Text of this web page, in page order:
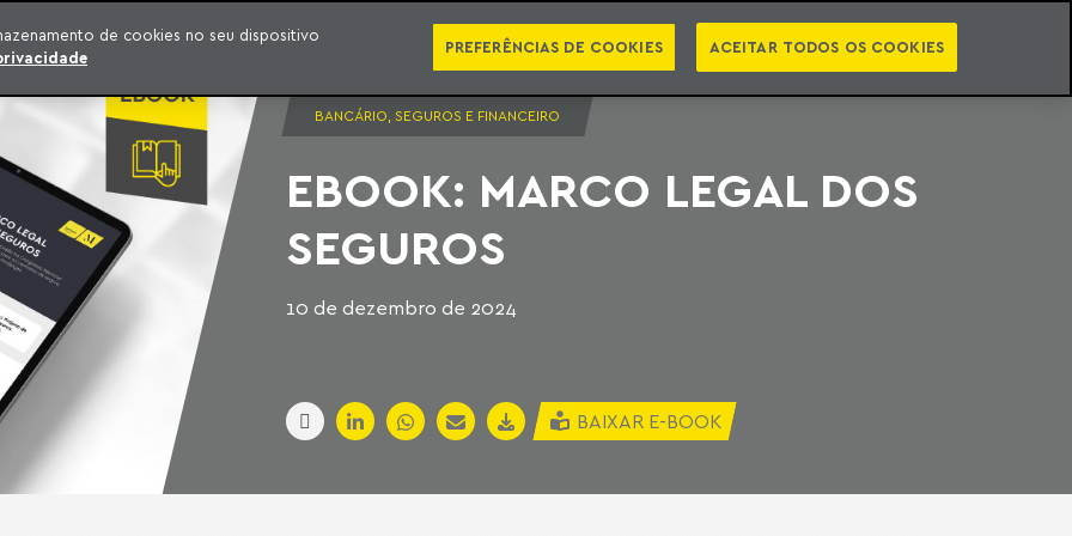
SÉRIES PUBLICAÇÕES EBOOKS PODCASTS NEWSLETTER VIDEOCASTS PT EN CATEGORIAS
BANCÁRIO, SEGUROS E FINANCEIRO
EBOOK: MARCO LEGAL DOS
SEGUROS
10 de dezembro de 2024
BAIXAR E-BOOK
de cookies no seu dispositivo
PREFERÊNCIAS DE COOKIES ACEITAR TODOS OS COOKIES